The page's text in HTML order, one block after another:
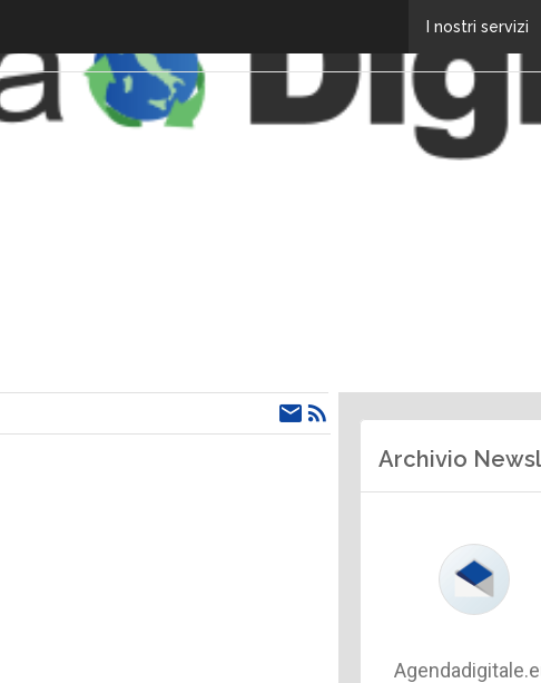
I nostri servizi
Archivio